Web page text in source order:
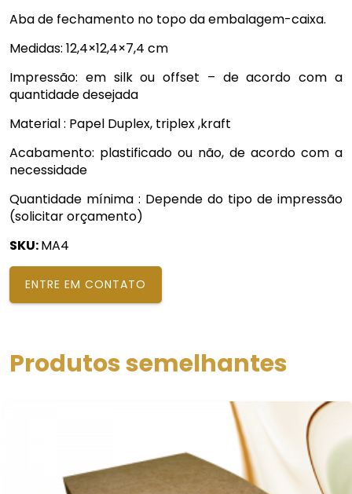
Aba de fechamento no topo da embalagem-caixa.
Medidas: 12,4×12,4×7,4 cm
Impressão: em silk ou offset – de acordo com a
quantidade desejada
Material : Papel Duplex, triplex ,kraft
Acabamento: plastificado ou não, de acordo com a
necessidade
Quantidade mínima : Depende do tipo de impressão
(solicitar orçamento)
SKU:MA4
ENTRE EM CONTATO
Produtos semelhantes